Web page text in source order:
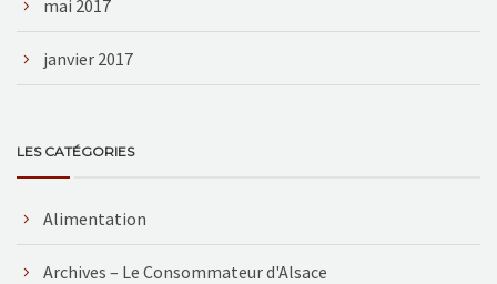
mai 2017
janvier 2017
LES CATÉGORIES
Alimentation
Archives – Le Consommateur d'Alsace